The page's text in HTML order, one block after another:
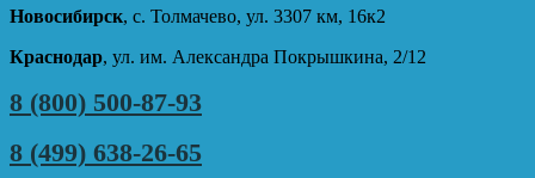
Новосибирск, с. Толмачево, ул. 3307 км, 16к2
Краснодар, ул. им. Александра Покрышкина, 2/12
8 (800) 500-87-93
8 (499) 638-26-65